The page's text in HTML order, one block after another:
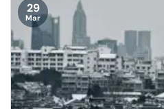
29
Mar